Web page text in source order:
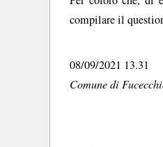
compilare il
08/09/2021 13.31
Comune di